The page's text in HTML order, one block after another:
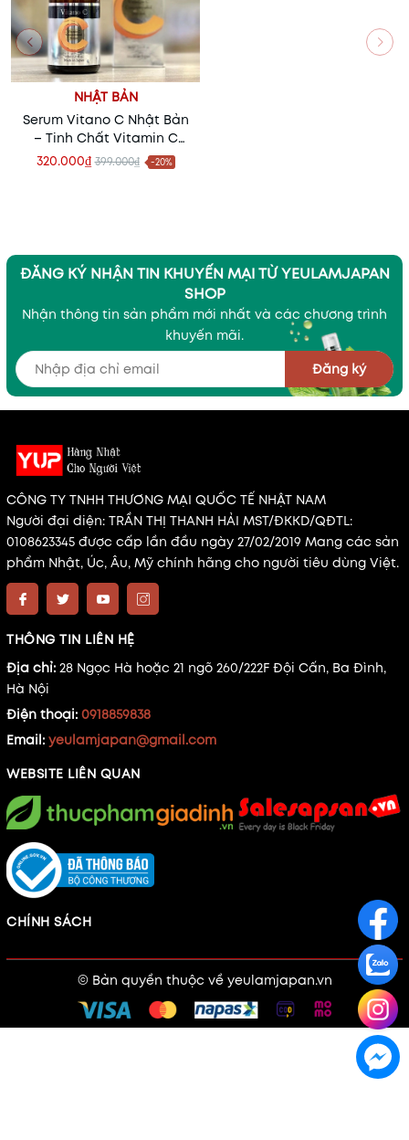
NHẬT BẢN
Serum Vitano C Nhật Bản
– Tinh Chất Vitamin C
Dưỡng Sáng Da, Mờ Thâm
Nám Hiệu Quả
320.000₫ 399.000₫ -20%
ĐĂNG KÝ NHẬN TIN KHUYẾN MẠI TỪ YEULAMJAPAN
SHOP
Nhận thông tin sản phẩm mới nhất và các chương trình
khuyến mãi.
Đăng ký
CÔNG TY TNHH THƯƠNG MẠI QUỐC TẾ NHẬT NAM
Người đại diện: TRẦN THỊ THANH HẢI MST/ĐKKD/QĐTL:
0108623345 được cấp lần đầu ngày 27/02/2019 Mang các sản
phẩm Nhật, Úc, Âu, Mỹ chính hãng cho người tiêu dùng Việt.
THÔNG TIN LIÊN HỆ
Địa chỉ: 28 Ngọc Hà hoặc 21 ngõ 260/222F Đội Cấn, Ba Đình,
Hà Nội
Điện thoại: 0918859838
Email: yeulamjapan@gmail.com
WEBSITE LIÊN QUAN
CHÍNH SÁCH
© Bản quyền thuộc về yeulamjapan.vn